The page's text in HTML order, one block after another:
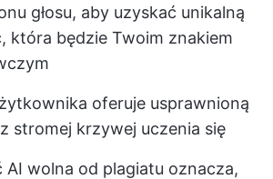
głosu, aby uzyskać unikalną
która będzie Twoim znakiem
oferuje usprawnioną
stromej krzywej uczenia się
AI wolna od plagiatu oznacza,